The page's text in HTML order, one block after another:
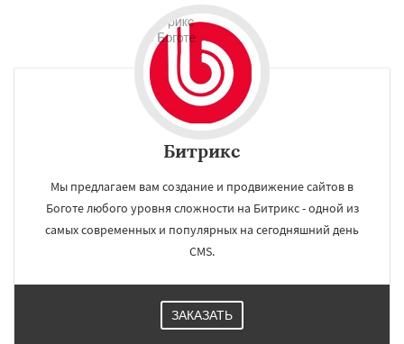
Битрикс
Мы предлагаем вам создание и продвижение сайтов в
Боготе любого уровня сложности на Битрикс - одной из
самых современных и популярных на сегодняшний день
CMS.
ЗАКАЗАТЬ